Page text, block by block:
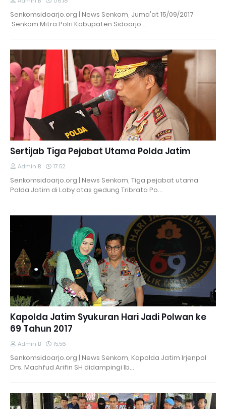
Senkomsidoarjo.org | News Senkom, Juma'at 15/09/2017
Senkom Mitra Polri Kabupaten Sidoarjo …
Sertijab Tiga Pejabat Utama Polda Jatim
Admin B 17.52
Senkomsidoarjo.org | News Senkom, Tiga pejabat utama
Polda Jatim di Loby atas gedung Tribrata Po…
Kapolda Jatim Syukuran Hari Jadi Polwan ke
69 Tahun 2017
Admin B 15.56
Senkomsidoarjo.org | News Senkom, Kapolda Jatim Irjenpol
Drs. Machfud Arifin SH didampingi Ib…